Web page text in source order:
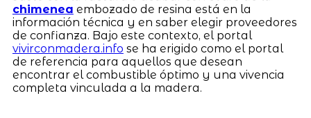
chimenea embozado de resina está en la
información técnica y en saber elegir proveedores
de confianza. Bajo este contexto, el portal
vivirconmadera.info se ha erigido como el portal
de referencia para aquellos que desean
encontrar el combustible óptimo y una vivencia
completa vinculada a la madera.